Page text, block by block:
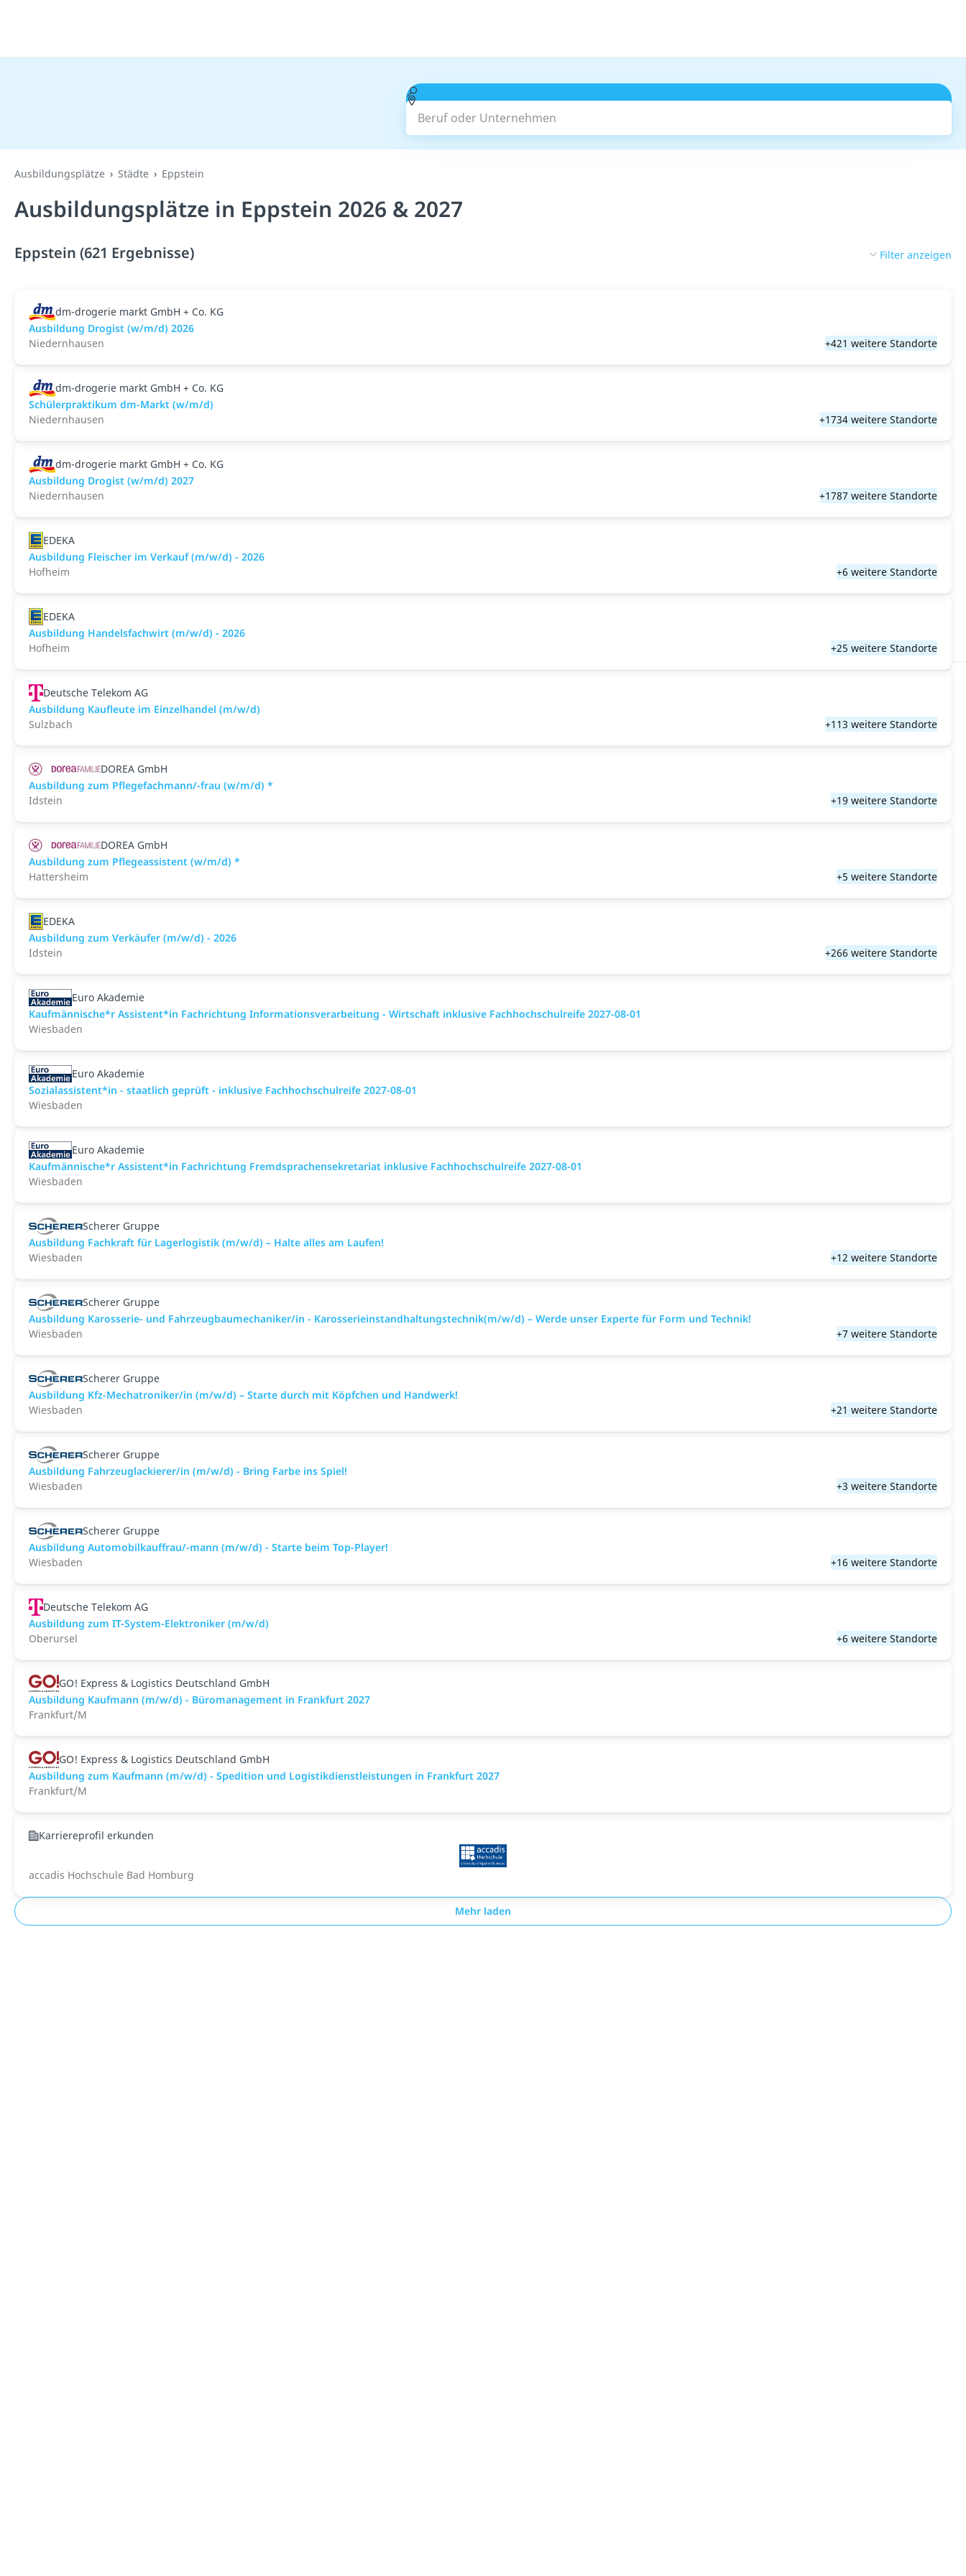
Beruf oder Unternehmen
Ausbildungsplätze Städte Eppstein
Ausbildungsplätze in Eppstein 2026 & 2027
Eppstein (621 Ergebnisse) Filter anzeigen
dm-drogerie markt GmbH + Co. KG
Ausbildung Drogist (w/m/d) 2026
Niedernhausen
+421 weitere Standorte
dm-drogerie markt GmbH + Co. KG
Schülerpraktikum dm-Markt (w/m/d)
Niedernhausen
+1734 weitere Standorte
dm-drogerie markt GmbH + Co. KG
Ausbildung Drogist (w/m/d) 2027
Niedernhausen
+1787 weitere Standorte
EDEKA
Ausbildung Fleischer im Verkauf (m/w/d) - 2026
Hofheim
+6 weitere Standorte
EDEKA
Ausbildung Handelsfachwirt (m/w/d) - 2026
Hofheim
+25 weitere Standorte
Deutsche Telekom AG
Ausbildung Kaufleute im Einzelhandel (m/w/d)
Sulzbach
+113 weitere Standorte
DOREA GmbH
Ausbildung zum Pflegefachmann/-frau (w/m/d) *
Idstein
+19 weitere Standorte
DOREA GmbH
Ausbildung zum Pflegeassistent (w/m/d) *
Hattersheim
+5 weitere Standorte
EDEKA
Ausbildung zum Verkäufer (m/w/d) - 2026
Idstein
+266 weitere Standorte
Euro Akademie
Kaufmännische*r Assistent*in Fachrichtung Informationsverarbeitung - Wirtschaft inklusive Fachhochschulreife 2027-08-01
Wiesbaden
Euro Akademie
Sozialassistent*in - staatlich geprüft - inklusive Fachhochschulreife 2027-08-01
Wiesbaden
Euro Akademie
Kaufmännische*r Assistent*in Fachrichtung Fremdsprachensekretariat inklusive Fachhochschulreife 2027-08-01
Wiesbaden
Scherer Gruppe
Ausbildung Fachkraft für Lagerlogistik (m/w/d) – Halte alles am Laufen!
Wiesbaden
+12 weitere Standorte
Scherer Gruppe
Ausbildung Karosserie- und Fahrzeugbaumechaniker/in - Karosserieinstandhaltungstechnik(m/w/d) – Werde unser Experte für Form und Technik!
Wiesbaden
+7 weitere Standorte
Scherer Gruppe
Ausbildung Kfz-Mechatroniker/in (m/w/d) – Starte durch mit Köpfchen und Handwerk!
Wiesbaden
+21 weitere Standorte
Scherer Gruppe
Ausbildung Fahrzeuglackierer/in (m/w/d) - Bring Farbe ins Spiel!
Wiesbaden
+3 weitere Standorte
Scherer Gruppe
Ausbildung Automobilkauffrau/-mann (m/w/d) - Starte beim Top-Player!
Wiesbaden
+16 weitere Standorte
Deutsche Telekom AG
Ausbildung zum IT-System-Elektroniker (m/w/d)
Oberursel
+6 weitere Standorte
GO! Express & Logistics Deutschland GmbH
Ausbildung Kaufmann (m/w/d) - Büromanagement in Frankfurt 2027
Frankfurt/M
GO! Express & Logistics Deutschland GmbH
Ausbildung zum Kaufmann (m/w/d) - Spedition und Logistikdienstleistungen in Frankfurt 2027
Frankfurt/M
Karriereprofil erkunden
accadis Hochschule Bad Homburg
Mehr laden